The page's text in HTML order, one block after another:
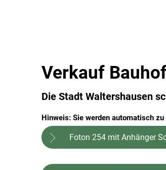
Verkauf
Die Stadt Waltershausen
Hinweis: Sie werden automatisch
Foton 254 mit Anhänger